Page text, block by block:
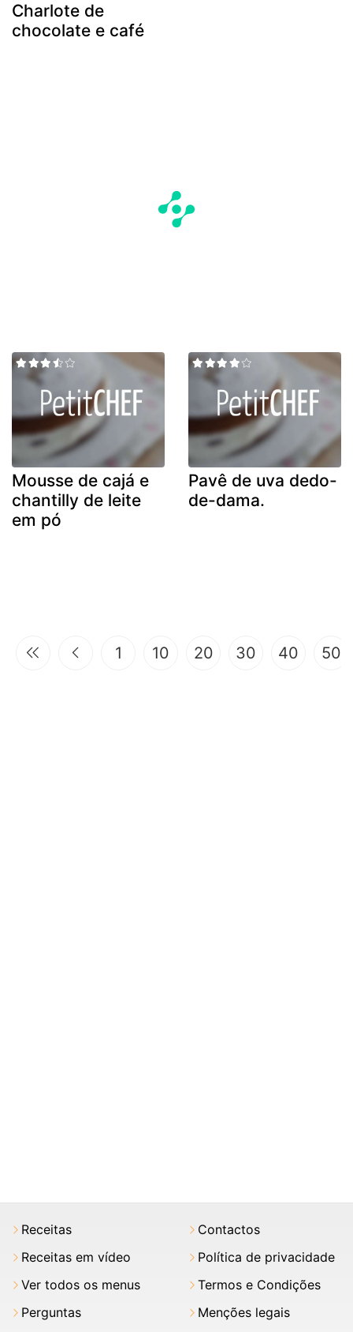
Charlote de
chocolate e café
Mousse de cajá e
chantilly de leite
em pó
Pavê de uva dedo-
de-dama.
1 10 20 30 40 50
Receitas
Receitas em vídeo
Ver todos os menus
Perguntas
Contactos
Política de privacidade
Termos e Condições
Menções legais